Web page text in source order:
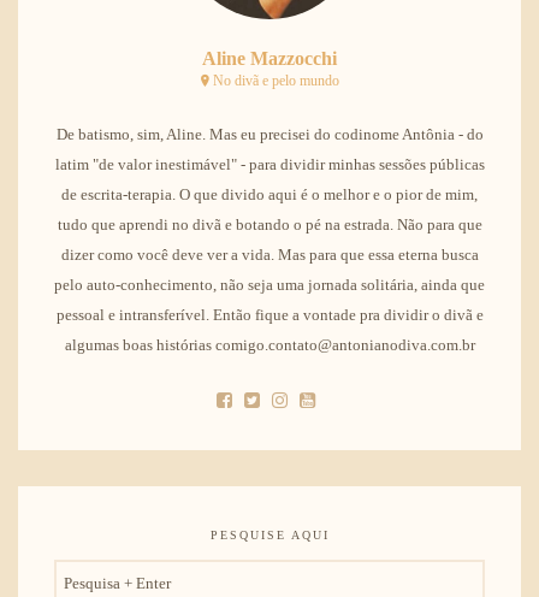
Aline Mazzocchi
No divã e pelo mundo
De batismo, sim, Aline. Mas eu precisei do codinome Antônia - do
latim "de valor inestimável" - para dividir minhas sessões públicas
de escrita-terapia. O que divido aqui é o melhor e o pior de mim,
tudo que aprendi no divã e botando o pé na estrada. Não para que
dizer como você deve ver a vida. Mas para que essa eterna busca
pelo auto-conhecimento, não seja uma jornada solitária, ainda que
pessoal e intransferível. Então fique a vontade pra dividir o divã e
algumas boas histórias comigo.contato@antonianodiva.com.br
PESQUISE AQUI